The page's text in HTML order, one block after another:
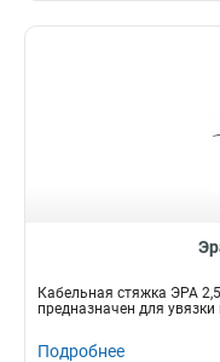
Кабельная стяжка ЭРА
предназначен для увязки
Подробнее